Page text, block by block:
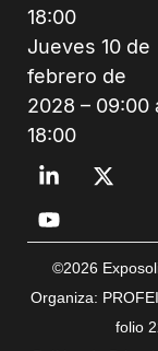
18:00
Jueves 10 de
febrero de
2028 – 09:00
18:00
©2026
Organiza:
folio